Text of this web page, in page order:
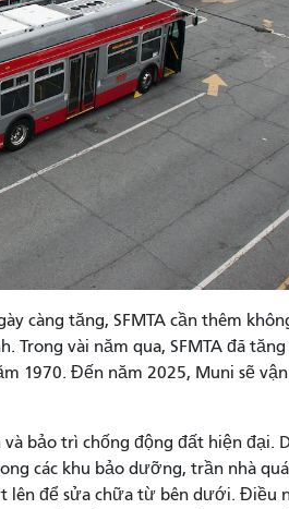
càng tăng, SFMTA cần thêm
Trong vài năm qua, SFMTA đã
1970. Đến năm 2025, Muni sẽ
bảo trì chống động đất hiện đại.
các khu bảo dưỡng, trần nhà
lên để sửa chữa từ bên dưới. Điều